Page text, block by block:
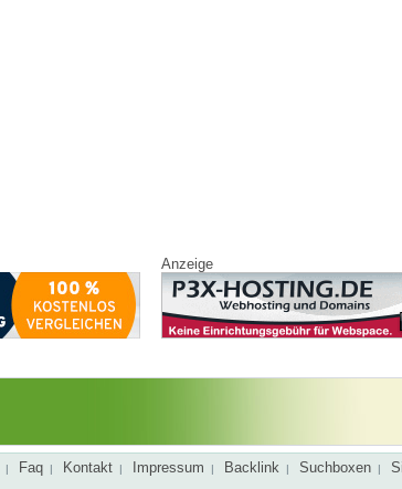
Anzeige
| Faq | Kontakt | Impressum | Backlink | Suchboxen |